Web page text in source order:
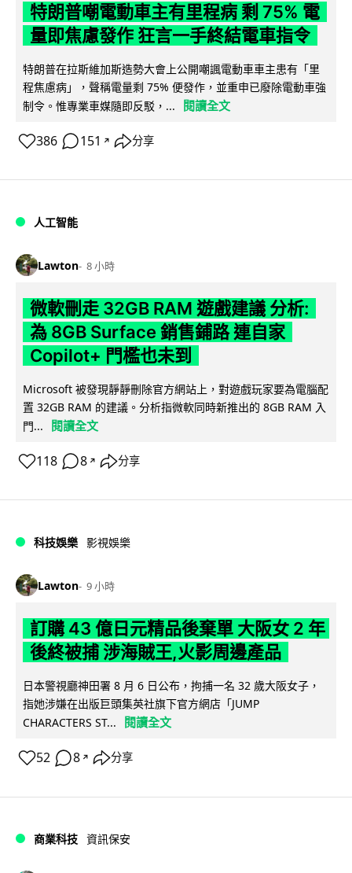
特朗普嘲電動車主有里程病 剩 75% 電
量即焦慮發作 狂言一手終結電車指令
特朗普在拉斯維加斯造勢大會上公開嘲諷電動車車主患有「里
程焦慮病」，聲稱電量剩 75% 便發作，並重申已廢除電動車強
制令。惟專業車媒隨即反駁，...
閱讀全文
386 151 ↗ 分享
人工智能
Lawton 8 小時
微軟刪走 32GB RAM 遊戲建議 分析:
為 8GB Surface 銷售鋪路 連自家
Copilot+ 門檻也未到
Microsoft 被發現靜靜刪除官方網站上，對遊戲玩家要為電腦配
置 32GB RAM 的建議。分析指微軟同時新推出的 8GB RAM 入
門...
閱讀全文
118 8 ↗ 分享
科技娛樂 影視娛樂
Lawton 9 小時
訂購 43 億日元精品後棄單 大阪女 2 年
後終被捕 涉海賊王,火影周邊產品
日本警視廳神田署 8 月 6 日公布，拘捕一名 32 歲大阪女子，
指她涉嫌在出版巨頭集英社旗下官方網店「JUMP
CHARACTERS ST...
閱讀全文
52 8 ↗ 分享
商業科技 資訊保安